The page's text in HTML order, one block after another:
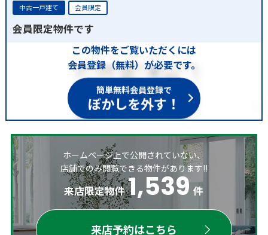
中古一戸建て 会員限定
会員限定物件です
この物件をご覧いただくには
会員登録（無料）が必要です。
簡単無料会員登録で
ぼかしを外す！
ホームページ上で公開されていない、
店舗でのみ閲覧できる物件があります!!
来店限定物件 1,539 件
来店予約はこちら